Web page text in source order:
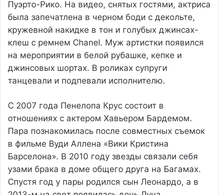
Пуэрто-Рико. На видео, снятых гостями, актриса
была запечатлена в черном боди с декольте,
кружевной накидке в тон и голубых джинсах-
клеш с ремнем Chanel. Муж артистки появился
на мероприятии в белой рубашке, кепке и
джинсовых шортах. В роликах супруги
танцевали и подпевали исполнителю.
С 2007 года Пенелопа Крус состоит в
отношениях с актером Хавьером Бардемом.
Пара познакомилась после совместных съемок
в фильме Вуди Аллена «Вики Кристина
Барселона». В 2010 году звезды связали себя
узами брака в доме общего друга на Багамах.
Спустя год у пары родился сын Леонардо, а в